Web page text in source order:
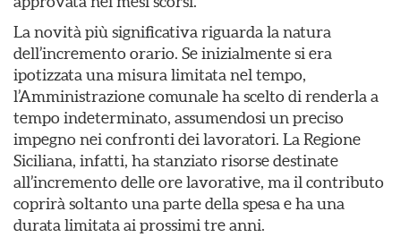
La novità più significativa riguarda la natura
dell’incremento orario. Se inizialmente si era
ipotizzata una misura limitata nel tempo,
l’Amministrazione comunale ha scelto di renderla a
tempo indeterminato, assumendosi un preciso
impegno nei confronti dei lavoratori. La Regione
Siciliana, infatti, ha stanziato risorse destinate
all’incremento delle ore lavorative, ma il contributo
coprirà soltanto una parte della spesa e ha una
durata limitata ai prossimi tre anni.